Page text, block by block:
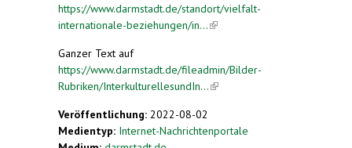
https://www.darmstadt.de/standort/vielfalt-
internationale-beziehungen/in...(link is external)
Ganzer Text auf
https://www.darmstadt.de/fileadmin/Bilder-
Rubriken/InterkulturellesundIn...(link is external)
Veröffentlichung: 2022-08-02
Medientyp: Internet-Nachrichtenportale